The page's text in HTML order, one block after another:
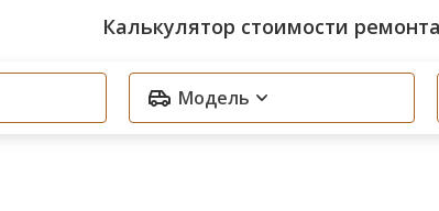
Калькулятор стоимости ремонта
Модель